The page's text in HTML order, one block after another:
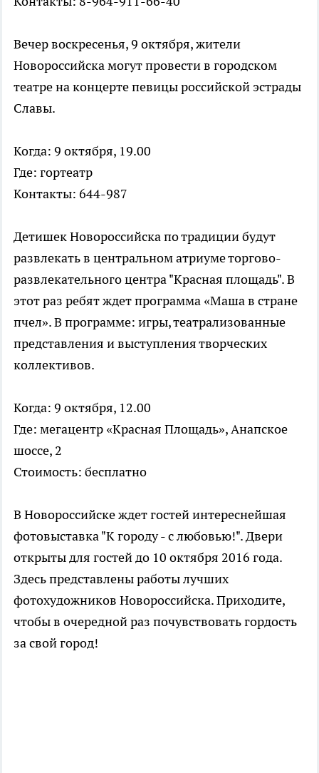
Вечер воскресенья, 9 октября, жители
Новороссийска могут провести в городском
театре на концерте певицы российской эстрады
Славы.
Когда: 9 октября, 19.00
Где: гортеатр
Контакты: 644-987
Детишек Новороссийска по традиции будут
развлекать в центральном атриуме торгово-
развлекательного центра "Красная площадь". В
этот раз ребят ждет программа «Маша в стране
пчел». В программе: игры, театрализованные
представления и выступления творческих
коллективов.
Когда: 9 октября, 12.00
Где: мегацентр «Красная Площадь», Анапское
шоссе, 2
Стоимость: бесплатно
В Новороссийске ждет гостей интереснейшая
фотовыставка "К городу - с любовью!". Двери
открыты для гостей до 10 октября 2016 года.
Здесь представлены работы лучших
фотохудожников Новороссийска. Приходите,
чтобы в очередной раз почувствовать гордость
за свой город!